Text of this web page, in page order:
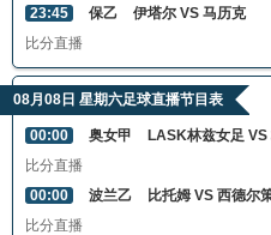
23:45 保乙
伊塔尔 VS 马历克
比分直播
08月08日 星期六足球直播节目表
00:00 奥女甲
LASK林兹女足
比分直播
00:00
波兰乙
比托姆 VS 西德尔
比分直播